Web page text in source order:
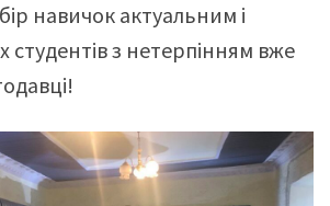
навичок актуальним і
студентів з нетерпінням вже